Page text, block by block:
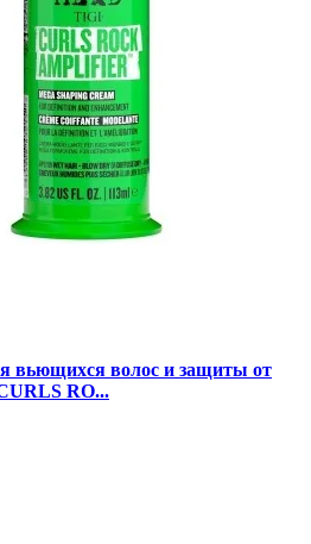
вьющихся волос и защиты от
RO...